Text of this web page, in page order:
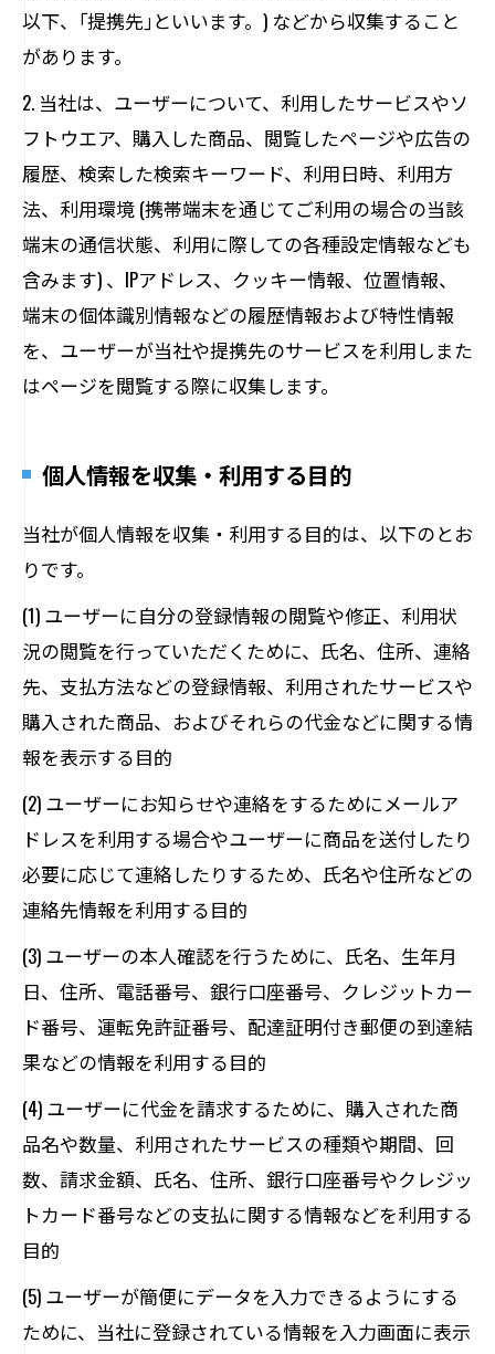
以下、｢提携先｣といいます。) などから収集すること
があります。
2. 当社は、ユーザーについて、利用したサービスやソ
フトウエア、購入した商品、閲覧したページや広告の
履歴、検索した検索キーワード、利用日時、利用方
法、利用環境 (携帯端末を通じてご利用の場合の当該
端末の通信状態、利用に際しての各種設定情報なども
含みます) 、IPアドレス、クッキー情報、位置情報、
端末の個体識別情報などの履歴情報および特性情報
を、ユーザーが当社や提携先のサービスを利用しまた
はページを閲覧する際に収集します。
個人情報を収集・利用する目的
当社が個人情報を収集・利用する目的は、以下のとお
りです。
(1) ユーザーに自分の登録情報の閲覧や修正、利用状
況の閲覧を行っていただくために、氏名、住所、連絡
先、支払方法などの登録情報、利用されたサービスや
購入された商品、およびそれらの代金などに関する情
報を表示する目的
(2) ユーザーにお知らせや連絡をするためにメールア
ドレスを利用する場合やユーザーに商品を送付したり
必要に応じて連絡したりするため、氏名や住所などの
連絡先情報を利用する目的
(3) ユーザーの本人確認を行うために、氏名、生年月
日、住所、電話番号、銀行口座番号、クレジットカー
ド番号、運転免許証番号、配達証明付き郵便の到達結
果などの情報を利用する目的
(4) ユーザーに代金を請求するために、購入された商
品名や数量、利用されたサービスの種類や期間、回
数、請求金額、氏名、住所、銀行口座番号やクレジッ
トカード番号などの支払に関する情報などを利用する
目的
(5) ユーザーが簡便にデータを入力できるようにする
ために、当社に登録されている情報を入力画面に表示